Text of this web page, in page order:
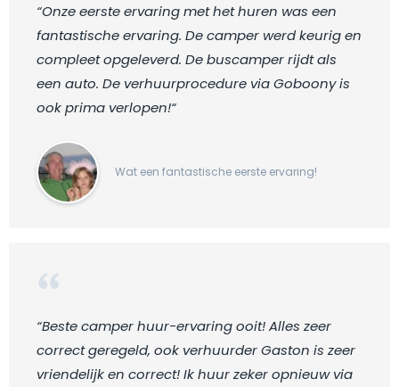
“Onze eerste ervaring met het huren was een
fantastische ervaring. De camper werd keurig en
compleet opgeleverd. De buscamper rijdt als
een auto. De verhuurprocedure via Goboony is
ook prima verlopen!“
Wat een fantastische eerste ervaring!
“Beste camper huur-ervaring ooit! Alles zeer
correct geregeld, ook verhuurder Gaston is zeer
vriendelijk en correct! Ik huur zeker opnieuw via